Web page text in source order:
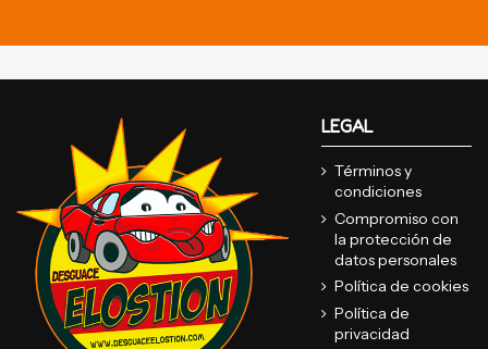
LEGAL
Términos y
condiciones
Compromiso con
la protección de
datos personales
Política de cookies
Política de
privacidad